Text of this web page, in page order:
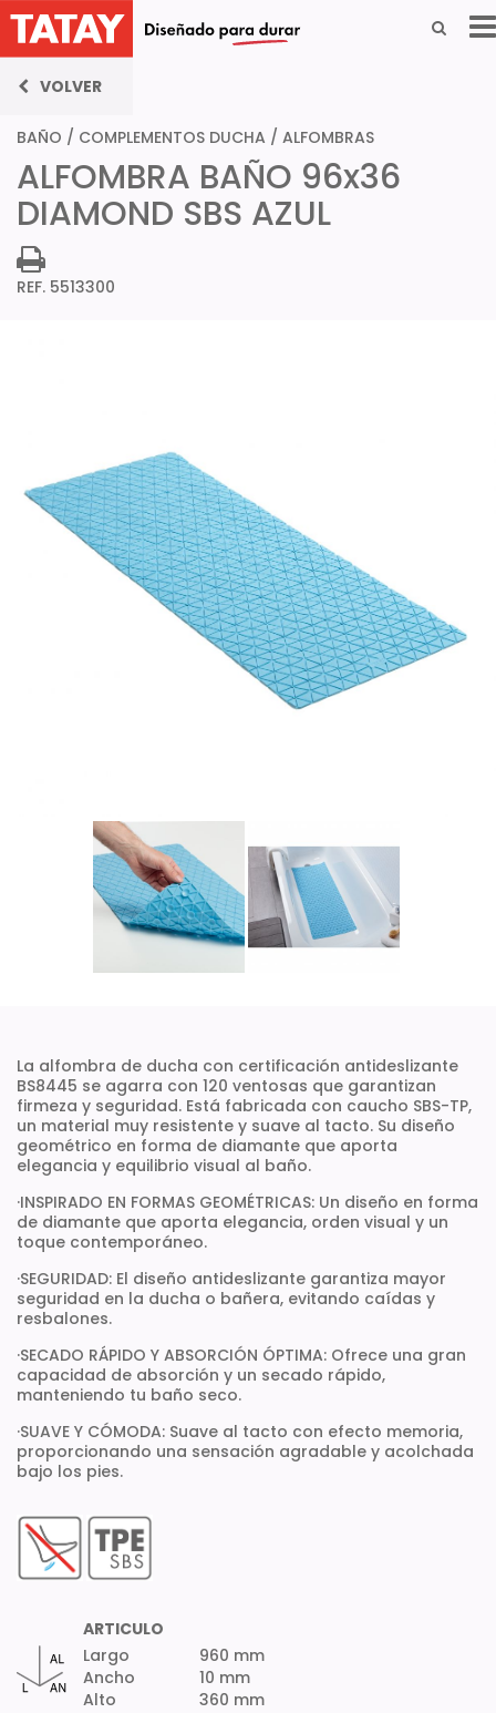
VOLVER
BAÑO / COMPLEMENTOS DUCHA / ALFOMBRAS
ALFOMBRA BAÑO 96x36
DIAMOND SBS AZUL
REF. 5513300
La alfombra de ducha con certificación antideslizante
BS8445 se agarra con 120 ventosas que garantizan
firmeza y seguridad. Está fabricada con caucho SBS-TP,
un material muy resistente y suave al tacto. Su diseño
geométrico en forma de diamante que aporta
elegancia y equilibrio visual al baño.
·INSPIRADO EN FORMAS GEOMÉTRICAS: Un diseño en forma
de diamante que aporta elegancia, orden visual y un
toque contemporáneo.
·SEGURIDAD: El diseño antideslizante garantiza mayor
seguridad en la ducha o bañera, evitando caídas y
resbalones.
·SECADO RÁPIDO Y ABSORCIÓN ÓPTIMA: Ofrece una gran
capacidad de absorción y un secado rápido,
manteniendo tu baño seco.
·SUAVE Y CÓMODA: Suave al tacto con efecto memoria,
proporcionando una sensación agradable y acolchada
bajo los pies.
ARTICULO
Largo
Ancho
Alto
960 mm
10 mm
360 mm